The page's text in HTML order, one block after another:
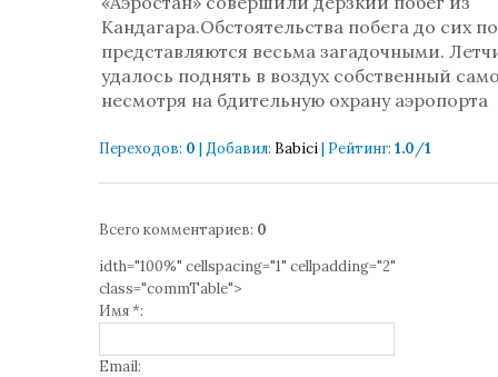
Кандагара.Обстоятельства побега до сих
представляются весьма загадочными.
удалось поднять в воздух собственный
несмотря на бдительную охрану аэропорта
Переходов: 0 | Добавил: Babici| Рейтинг: 1.0/1
Всего комментариев: 0
idth="100%" cellspacing="1" cellpadding="2"
class="commTable">
Имя *:
Email: